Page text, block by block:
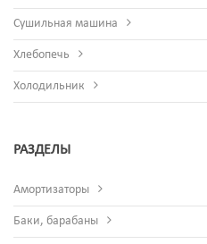
Сушильная машина
Хлебопечь
Холодильник
РАЗДЕЛЫ
Амортизаторы
Баки, барабаны